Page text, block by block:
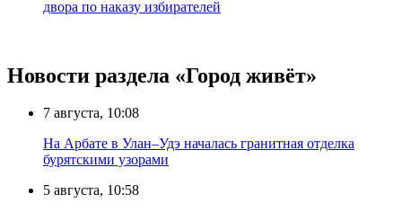
двора по наказу избирателей
Новости раздела «Город живёт»
7 августа, 10:08
На Арбате в Улан–Удэ началась гранитная отделка
бурятскими узорами
5 августа, 10:58